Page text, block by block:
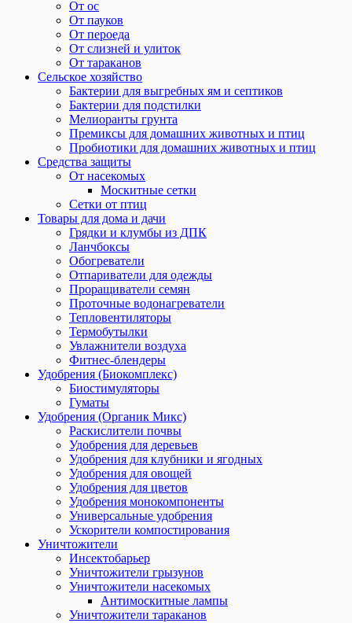
От ос
От пауков
От пероеда
От слизней и улиток
От тараканов
Сельское хозяйство
Бактерии для выгребных ям и септиков
Бактерии для подстилки
Мелиоранты грунта
Премиксы для домашних животных и птиц
Пробиотики для домашних животных и птиц
Средства защиты
От насекомых
Москитные сетки
Сетки от птиц
Товары для дома и дачи
Грядки и клумбы из ДПК
Ланчбоксы
Обогреватели
Отпариватели для одежды
Проращиватели семян
Проточные водонагреватели
Тепловентиляторы
Термобутылки
Увлажнители воздуха
Фитнес-блендеры
Удобрения (Биокомплекс)
Биостимуляторы
Гуматы
Удобрения (Органик Микс)
Раскислители почвы
Удобрения для деревьев
Удобрения для клубники и ягодных
Удобрения для овощей
Удобрения для цветов
Удобрения монокомпоненты
Универсальные удобрения
Ускорители компостирования
Уничтожители
Инсектобарьер
Уничтожители грызунов
Уничтожители насекомых
Антимоскитные лампы
Уничтожители тараканов